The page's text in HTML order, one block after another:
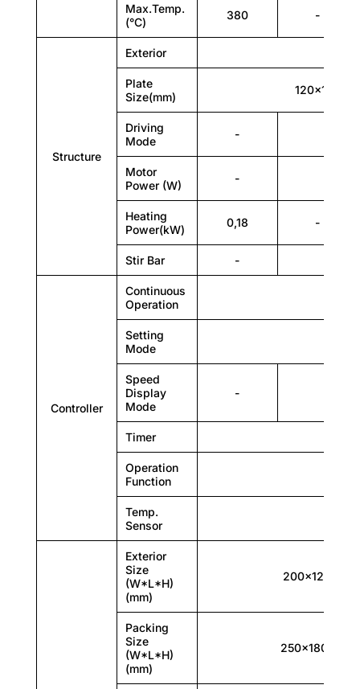
Structure
Cast aluminium, Surface spraying
Plate size(mm)
Max.Temp.
(°C)
380 -
Structure
Exterior
Plate
Size(mm)
120×120
Driving
Mode
-
Motor
Power (W)
-
Heating
Power(kW)
0,18 -
Stir Bar -
Controller
Continuous
Operation
Setting
Mode
Speed
Display
Mode
-
Timer
Operation
Function
Temp.
Sensor
Exterior
Size
(W*L*H)
(mm)
200×120×90
Packing
Size
(W*L*H)
(mm)
250×180×120